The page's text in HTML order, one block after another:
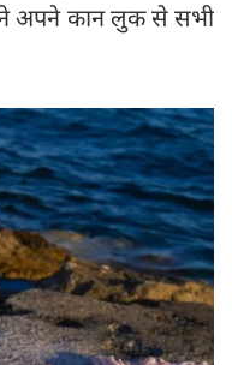
ने अपने कान लुक से सभी